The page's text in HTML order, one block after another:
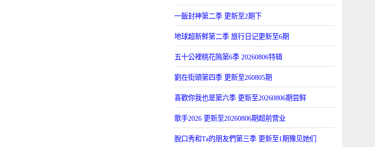
一飯封神第二季 更新至2期下
地球超新鮮第二季 旅行日记更新至6期
五十公裡桃花隖第6季 20260806特辑
劉在街頭第四季 更新至260805期
喜歡你我也是第六季 更新至20260806期尝鲜
歌手2026 更新至20260806期超前营业
脫口秀和Ta的朋友們第三季 更新至1期豫见她们